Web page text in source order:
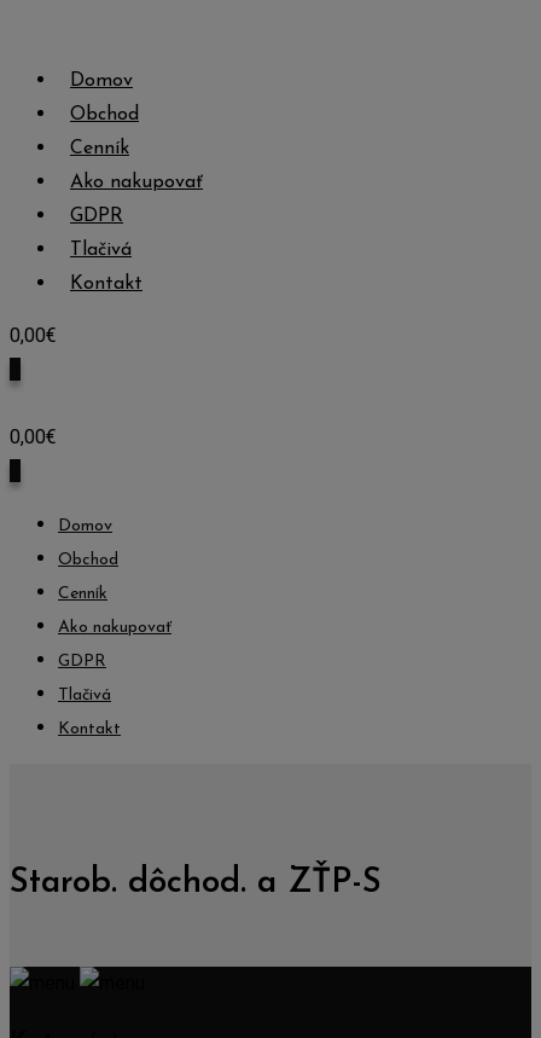
contentDomov
Obchod
Cenník
Ako nakupovať
GDPR
Tlačivá
Kontakt
0,00€
0,00€
Domov
Obchod
Cenník
Ako nakupovať
GDPR
Tlačivá
Kontakt
Starob. dôchod. a ZŤP-S